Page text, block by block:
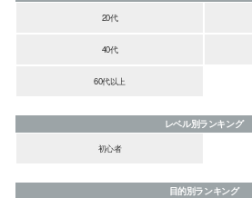
20代
40代
60代以上
レベル別ランキング
初心者
目的別ランキング